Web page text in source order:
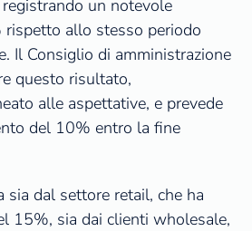
un notevole
allo stesso periodo
Il Consiglio di amministrazione
questo risultato,
alle aspettative, e prevede
del 10% entro la fine
sia dal settore retail, che ha
15%, sia dai clienti wholesale,